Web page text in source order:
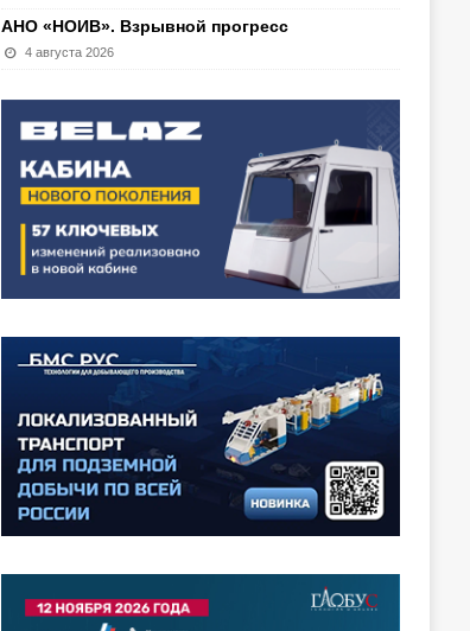
АНО «НОИВ». Взрывной прогресс
4 августа 2026